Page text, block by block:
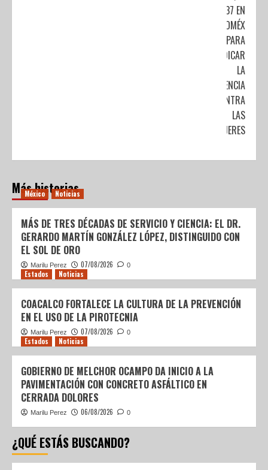
#37 EN
EDOMÉX
PARA
ERRADICAR
LA
VIOLENCIA
CONTRA
LAS
MUJERES
Más historias
México Noticias
MÁS DE TRES DÉCADAS DE SERVICIO Y CIENCIA: EL DR.
GERARDO MARTÍN GONZÁLEZ LÓPEZ, DISTINGUIDO CON
EL SOL DE ORO
Marilu Perez 07/08/2026 0
Estados Noticias
COACALCO FORTALECE LA CULTURA DE LA PREVENCIÓN
EN EL USO DE LA PIROTECNIA
Marilu Perez 07/08/2026 0
Estados Noticias
GOBIERNO DE MELCHOR OCAMPO DA INICIO A LA
PAVIMENTACIÓN CON CONCRETO ASFÁLTICO EN
CERRADA DOLORES
Marilu Perez 06/08/2026 0
¿QUÉ ESTÁS BUSCANDO?